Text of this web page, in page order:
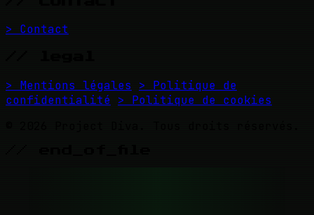
> Contact
> Mentions légales
> Politique de
confidentialité > Politique de cookies